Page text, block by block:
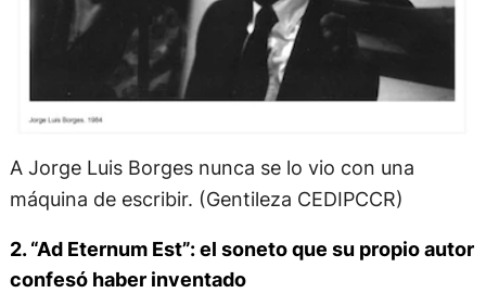
A Jorge Luis Borges nunca se lo vio con una
máquina de escribir. (Gentileza CEDIPCCR)
2. “Ad Eternum Est”: el soneto que su propio autor
confesó haber inventado